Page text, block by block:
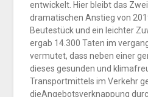
entwickelt. Hier bleibt das
dramatischen Anstieg von
Beutestück und ein leichter
ergab 14.300 Taten im
vermutet, dass neben einer
dieses gesunden und
Transportmittels im Verkehr
dieAngebotsverknappung